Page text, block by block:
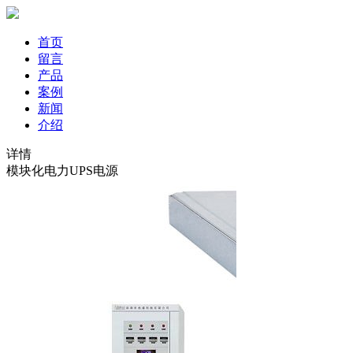
首页
留言
产品
案例
新闻
介绍
详情
模块化电力UPS电源